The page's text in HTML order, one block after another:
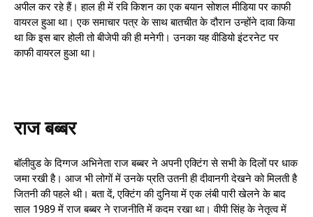
अपील कर रहे हैं। हाल ही में रवि किशन का एक बयान सोशल मीडिया पर काफी
वायरल हुआ था। एक समाचार पत्र के साथ बातचीत के दौरान उन्होंने दावा किया
था कि इस बार होली तो बीजेपी की ही मनेगी। उनका यह वीडियो इंटरनेट पर
काफी वायरल हुआ था।
राज बब्बर
बॉलीवुड के दिग्गज अभिनेता राज बब्बर ने अपनी एक्टिंग से सभी के दिलों पर धाक
जमा रखी है। आज भी लोगों में उनके प्रति उतनी ही दीवानगी देखने को मिलती है
जितनी की पहले थी। बता दें, एक्टिंग की दुनिया में एक लंबी पारी खेलने के बाद
साल 1989 में राज बब्बर ने राजनीति में कदम रखा था। वीपी सिंह के नेतृत्व में